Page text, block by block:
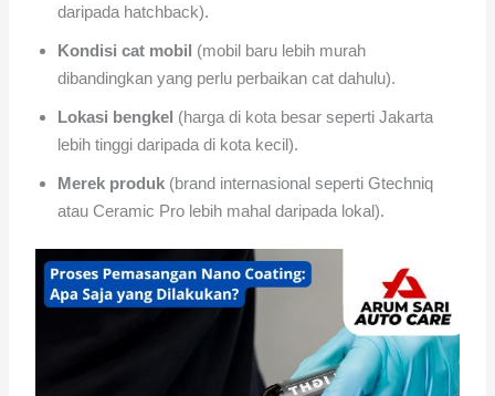
daripada hatchback).
Kondisi cat mobil (mobil baru lebih murah
dibandingkan yang perlu perbaikan cat dahulu).
Lokasi bengkel (harga di kota besar seperti Jakarta
lebih tinggi daripada di kota kecil).
Merek produk (brand internasional seperti Gtechniq
atau Ceramic Pro lebih mahal daripada lokal).